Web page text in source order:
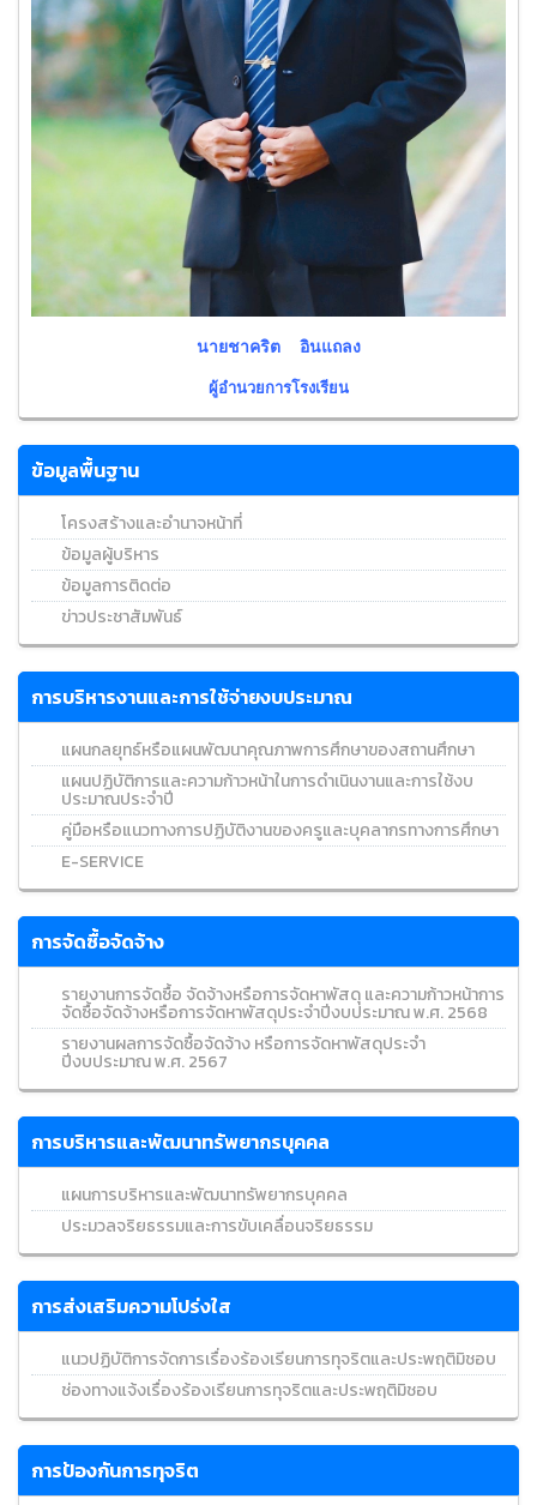
นายชาคริต อินแถลง
ผู้อำนวยการโรงเรียน
ข้อมูลพื้นฐาน
โครงสร้างและอำนาจหน้าที่
ข้อมูลผู้บริหาร
ข้อมูลการติดต่อ
ข่าวประชาสัมพันธ์
การบริหารงานและการใช้จ่ายงบประมาณ
แผนกลยุทธ์หรือแผนพัฒนาคุณภาพการศึกษาของสถานศึกษา
แผนปฏิบัติการและความก้าวหน้าในการดำเนินงานและการใช้งบ
ประมาณประจำปี
คู่มือหรือแนวทางการปฏิบัติงานของครูและบุคลากรทางการศึกษา
E-SERVICE
การจัดซื้อจัดจ้าง
รายงานการจัดซื้อ จัดจ้างหรือการจัดหาพัสดุ และความก้าวหน้าการ
จัดซื้อจัดจ้างหรือการจัดหาพัสดุประจำปีงบประมาณ พ.ศ. 2568
รายงานผลการจัดซื้อจัดจ้าง หรือการจัดหาพัสดุประจำ
ปีงบประมาณ พ.ศ. 2567
การบริหารและพัฒนาทรัพยากรบุคคล
แผนการบริหารและพัฒนาทรัพยากรบุคคล
ประมวลจริยธรรมและการขับเคลื่อนจริยธรรม
การส่งเสริมความโปร่งใส
แนวปฏิบัติการจัดการเรื่องร้องเรียนการทุจริตและประพฤติมิชอบ
ช่องทางแจ้งเรื่องร้องเรียนการทุจริตและประพฤติมิชอบ
การป้องกันการทุจริต